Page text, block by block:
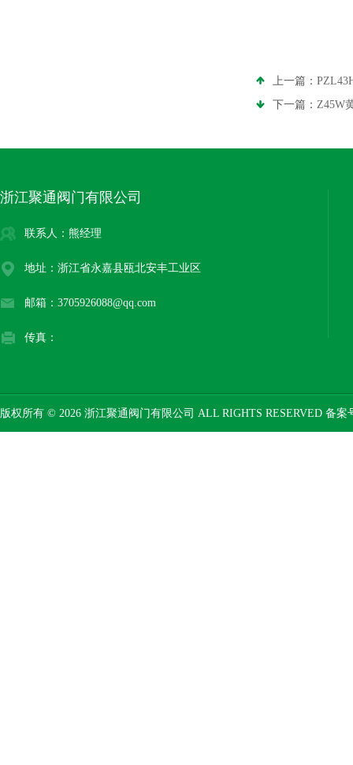
上一篇：
下一篇： Z45W
浙江聚通阀门有限公司
联系人：熊经理
地址：浙江省永嘉县瓯北安丰工业区
邮箱：3705926088@qq.com
传真：
版权所有 © 2026 浙江聚通阀门有限公司 ALL RIGHTS RESERVED 备案